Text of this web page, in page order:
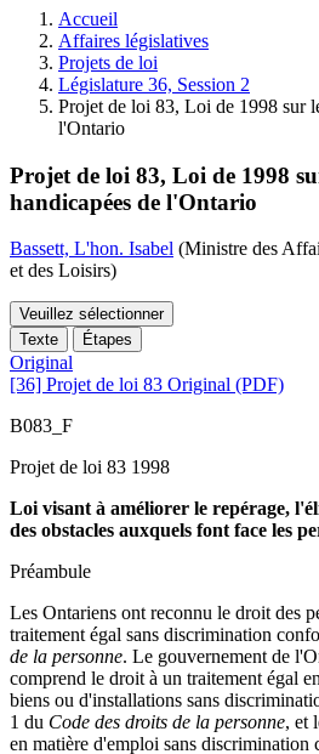
législative.
Accueil
Affaires législatives
Projets de loi
Législature 36, Session 2
Projet de loi 83, Loi de 1998 sur
l'Ontario
Projet de loi 83, Loi de 1998
handicapées de l'Ontario
Bassett, L'hon. Isabel (Ministre des
et des Loisirs)
Veuillez sélectionner
Texte
Étapes
Original
[36] Projet de loi 83 Original (PDF)
B083_F
Projet de loi 83 1998
Loi visant à améliorer le repérage,
des obstacles auxquels font face les
Préambule
Les Ontariens ont reconnu le droit des
traitement égal sans discrimination
de la personne. Le gouvernement de
comprend le droit à un traitement égal
biens ou d'installations sans
1 du Code des droits de la personne, et
en matière d'emploi sans discrimination